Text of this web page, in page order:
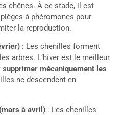
chênes. À ce stade, il est
à phéromones pour
la reproduction.
: Les chenilles forment
arbres. L’hiver est le meilleur
supprimer mécaniquement les
ne descendent en
à avril) : Les chenilles